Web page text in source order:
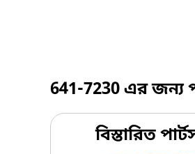
641-7230এর জন্য
বিস্তারিত